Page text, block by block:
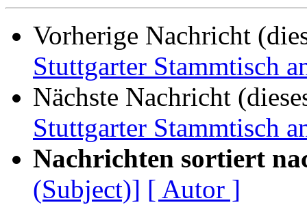
Vorherige Nachricht
Stuttgarter Stammtisch
Nächste Nachricht
Stuttgarter Stammtisch
Nachrichten sortiert
(Subject)] [ Autor ]